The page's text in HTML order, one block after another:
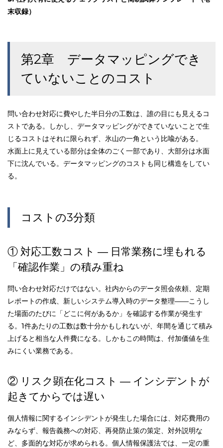
末収録）
第2章 データマッピングでき
ていないことのコスト
問い合わせ対応に費やした半日分の工数は、誰の目にも見えるコ
ストである。しかし、データマッピングができていないことで生
じるコストはそれに限られず、氷山の一角という比喩がある。
水面上に見えている部分は全体のごく一部であり、大部分は水面
下に沈んでいる。データマッピングのコストも同じ構造をしてい
る。
コストの3分類
① 対応工数コスト ― 日常業務に埋もれる
「確認作業」の積み重ね
問い合わせ対応だけではない。社内からのデータ照会依頼、定期
レポートの作成、新しいシステム導入時のデータ整理――こうし
た場面のたびに「どこに何があるか」を確認する作業が発生す
る。1件あたりの工数は数十分かもしれないが、年間を通じて積み
上げると相当な人件費になる。しかもこの時間は、付加価値を生
みにくい業務である。
② リスク顕在化コスト ― インシデントが
起きてからでは遅い
個人情報に関するインシデントが発生した場合には、対応費用の
みならず、報告義務への対応、再発防止策の策定、対外説明な
ど、多面的な対応が求められる。個人情報保護法では、一定の重